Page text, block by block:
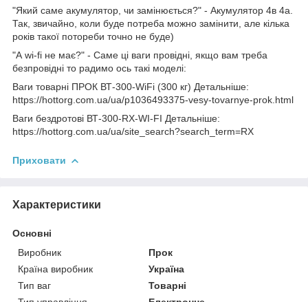
"Який саме акумулятор, чи замінюється?" - Акумулятор 4в 4а.
Так, звичайно, коли буде потреба можно замінити, але кілька
років такої потореби точно не буде)
"А wi-fi не має?" - Саме ці ваги провідні, якщо вам треба
безпровідні то радимо ось такі моделі:
Ваги товарні ПРОК ВТ-300-WiFi (300 кг) Детальніше:
https://hottorg.com.ua/ua/p1036493375-vesy-tovarnye-prok.html
Ваги бездротові ВТ-300-RX-WI-FI Детальніше:
https://hottorg.com.ua/ua/site_search?search_term=RX
Приховати
Характеристики
Основні
Виробник
Прок
Країна виробник
Україна
Тип ваг
Товарні